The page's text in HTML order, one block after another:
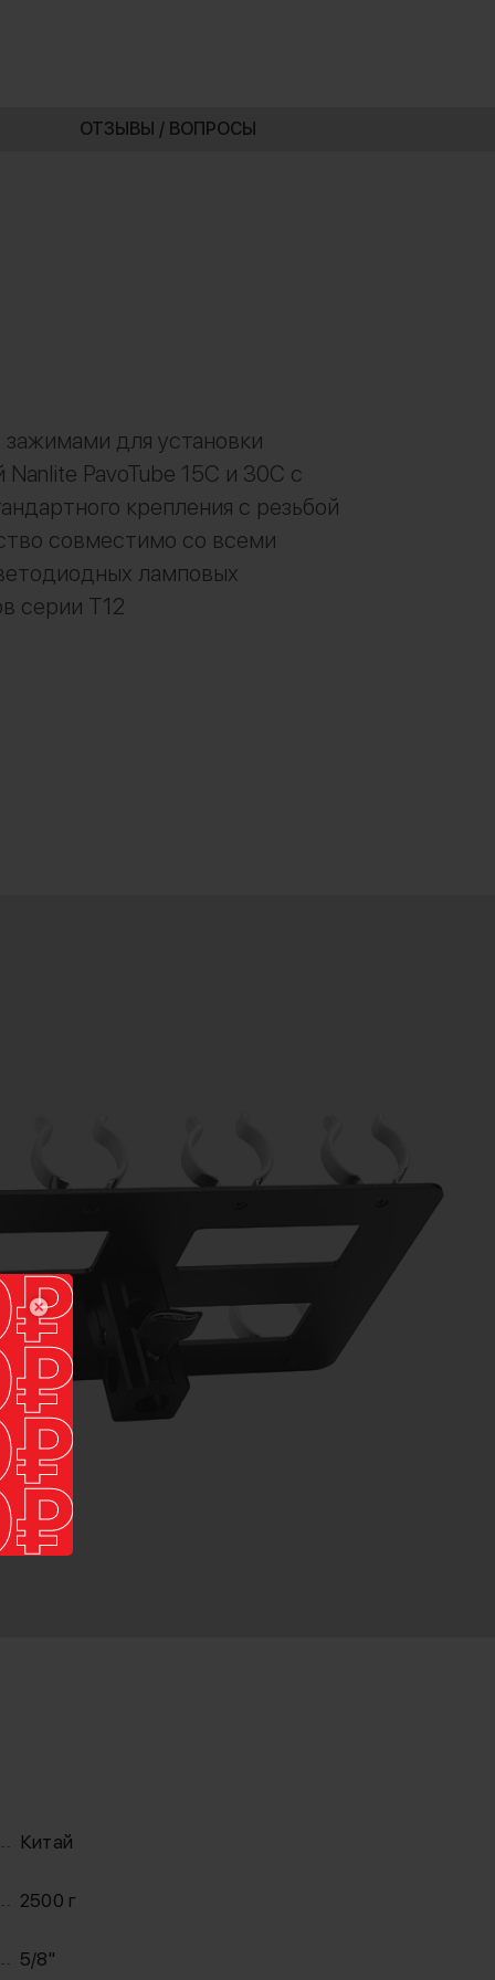
ОТЗЫВЫ / ВОПРОСЫ
для установки
Nanlite PavoTube 15C и 30C с
крепления с резьбой
совместимо со всеми
ламповых
серии Т12
Китай
2500 г
5/8"